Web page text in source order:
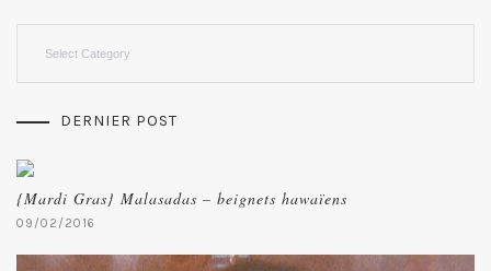
DERNIER POST
{Mardi Gras} Malasadas – beignets hawaïens
09/02/2016